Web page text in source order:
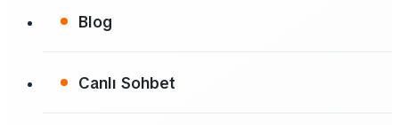
Blog
Canlı Sohbet